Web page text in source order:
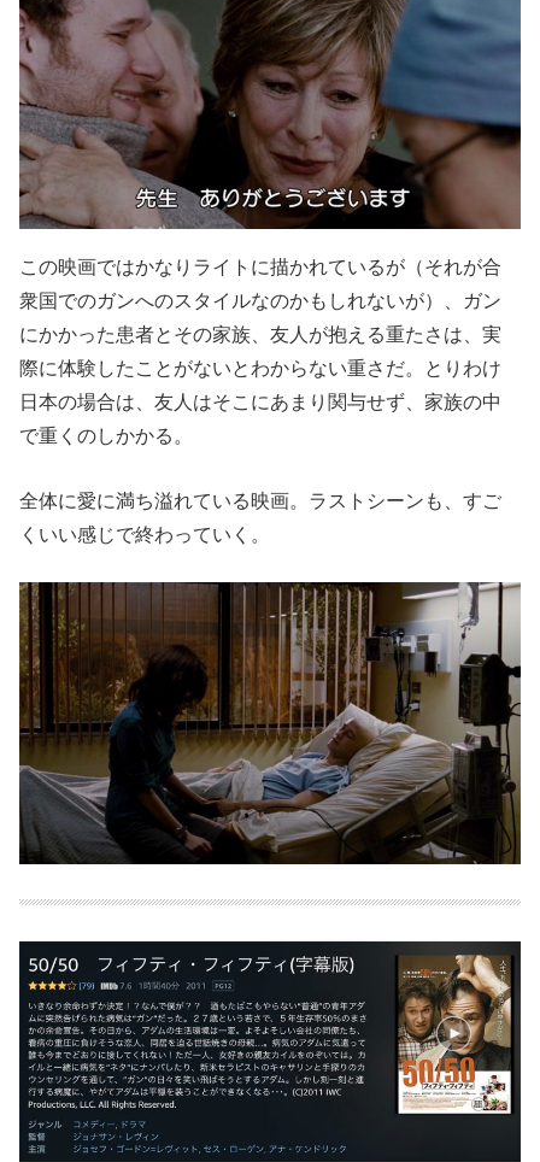
この映画ではかなりライトに描かれているが（それが合
衆国でのガンへのスタイルなのかもしれないが）、ガン
にかかった患者とその家族、友人が抱える重たさは、実
際に体験したことがないとわからない重さだ。とりわけ
日本の場合は、友人はそこにあまり関与せず、家族の中
で重くのしかかる。
全体に愛に満ち溢れている映画。ラストシーンも、すご
くいい感じで終わっていく。